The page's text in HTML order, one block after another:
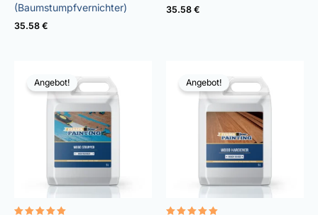
5.00
von 5
(Baumstumpfvernichter)
35.58 €
4.85
von 5
35.58 €
Angebot! Angebot!